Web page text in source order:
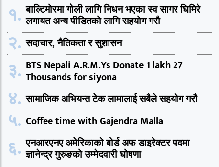
१. बाल्टिमोरमा गोली लागि निधन भएका स्व सागर घिमिरे
लगायत अन्य पीडितको लागि सहयोग गरौ
२. सदाचार, नैतिकता र सुशासन
३. BTS Nepali A.R.M.Ys Donate 1 lakh 27
Thousands for siyona
४. सामाजिक अभियन्त टेक लामालाई सबैले सहयोग गरौ
५. Coffee time with Gajendra Malla
६. एनआरएनए अमेरिकाको बोर्ड अफ डाइरेक्टर पदमा
ज्ञानेन्द्र गुरुङको उम्मेदवारी घोषणा